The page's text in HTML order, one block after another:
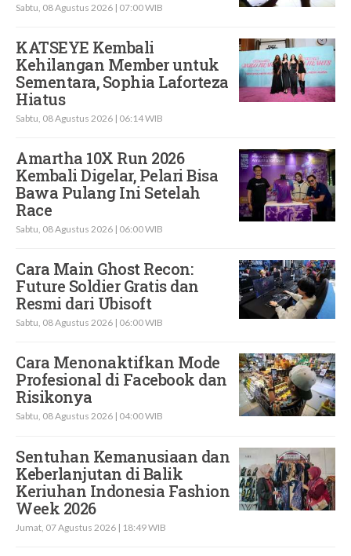
Sabtu, 08 Agustus 2026 | 07:00 WIB
KATSEYE Kembali
Kehilangan Member untuk
Sementara, Sophia Laforteza
Hiatus
Sabtu, 08 Agustus 2026 | 06:14 WIB
Amartha 10X Run 2026
Kembali Digelar, Pelari Bisa
Bawa Pulang Ini Setelah
Race
Sabtu, 08 Agustus 2026 | 06:00 WIB
Cara Main Ghost Recon:
Future Soldier Gratis dan
Resmi dari Ubisoft
Sabtu, 08 Agustus 2026 | 06:00 WIB
Cara Menonaktifkan Mode
Profesional di Facebook dan
Risikonya
Sabtu, 08 Agustus 2026 | 04:00 WIB
Sentuhan Kemanusiaan dan
Keberlanjutan di Balik
Keriuhan Indonesia Fashion
Week 2026
Jumat, 07 Agustus 2026 | 18:49 WIB